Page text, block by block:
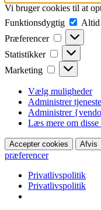
Vi bruger cookies til at
Funktionsdygtig
Præferencer
Statistikker Statistikker
Marketing Marketing
Vælg muligheder
Administrer
Administrer
Læs mere om disse
Accepter cookies Afvis
præferencer
Privatlivspolitik
Privatlivspolitik